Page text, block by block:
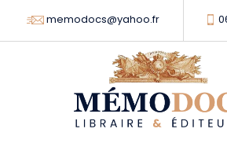
memodocs@yahoo.fr